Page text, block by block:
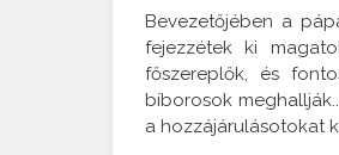
Bevezetőjében a
fejezzétek ki
főszereplők, és
bíborosok
a hozzájárulásotokat